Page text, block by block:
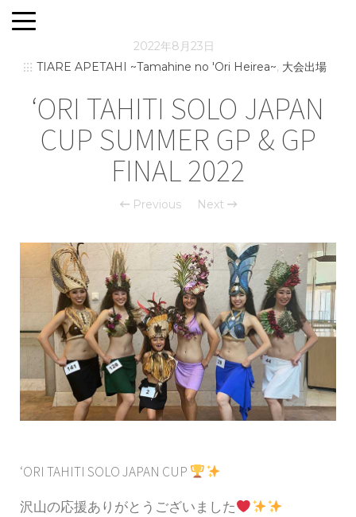
2022年8月23日
TIARE APETAHI ~Tamahine no 'Ori Heirea~, 大会出場
‘ORI TAHITI SOLO JAPAN
CUP SUMMER GP & GP
FINAL 2022
Previous Next
‘ORI TAHITI SOLO JAPAN CUP
沢山の応援ありがとうございました